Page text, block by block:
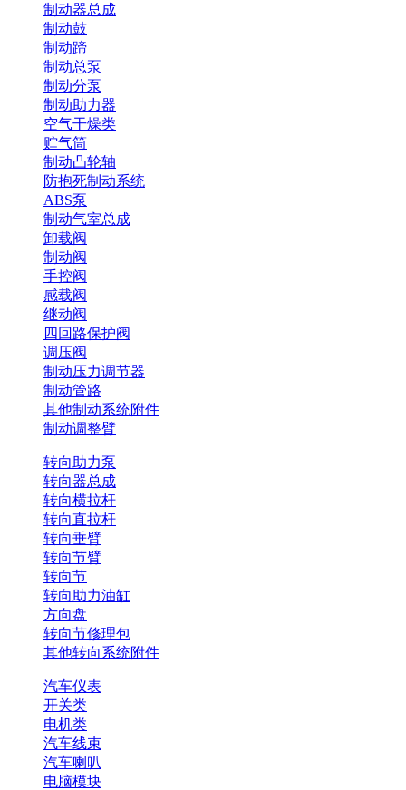
制动器总成
制动鼓
制动蹄
制动总泵
制动分泵
制动助力器
空气干燥类
贮气筒
制动凸轮轴
防抱死制动系统
ABS泵
制动气室总成
卸载阀
制动阀
手控阀
感载阀
继动阀
四回路保护阀
调压阀
制动压力调节器
制动管路
其他制动系统附件
制动调整臂
转向助力泵
转向器总成
转向横拉杆
转向直拉杆
转向垂臂
转向节臂
转向节
转向助力油缸
方向盘
转向节修理包
其他转向系统附件
汽车仪表
开关类
电机类
汽车线束
汽车喇叭
电脑模块